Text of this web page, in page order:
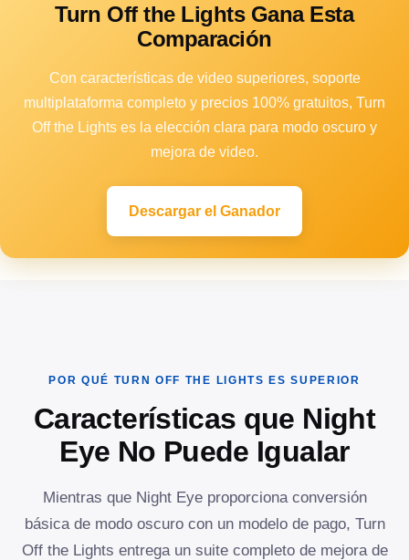
Turn Off the Lights Gana Esta
Comparación
Con características de video superiores, soporte
multiplataforma completo y precios 100% gratuitos, Turn
Off the Lights es la elección clara para modo oscuro y
mejora de video.
Descargar el Ganador
POR QUÉ TURN OFF THE LIGHTS ES SUPERIOR
Características que Night
Eye No Puede Igualar
Mientras que Night Eye proporciona conversión
básica de modo oscuro con un modelo de pago, Turn
Off the Lights entrega un suite completo de mejora de